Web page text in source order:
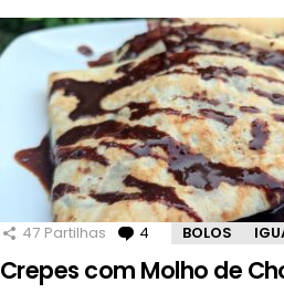
47 Partilhas 4 Comentários
BOLOS
Crepes com Molho de